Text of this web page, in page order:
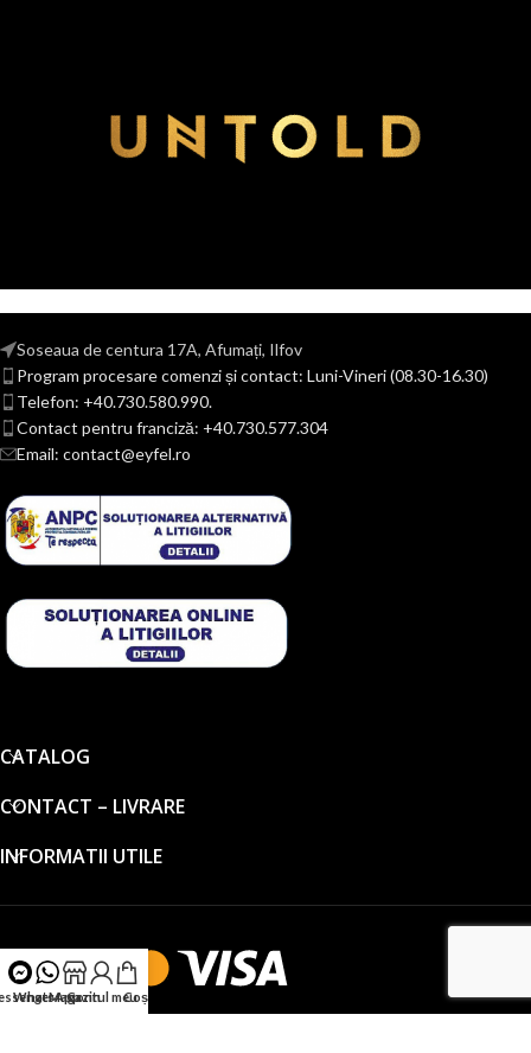
Soseaua de centura 17A, Afumați, Ilfov
Program procesare comenzi și contact: Luni-Vineri (08.30-16.30)
Telefon: +40.730.580.990.
Contact pentru franciză: +40.730.577.304
Email: contact@eyfel.ro
CATALOG
CONTACT – LIVRARE
INFORMATII UTILE
WhatsApp
Magazin
Contul meuCoș